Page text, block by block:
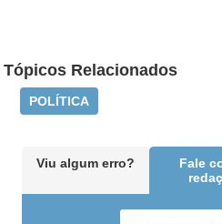
Tópicos Relacionados
POLÍTICA
Viu algum erro?
Fale